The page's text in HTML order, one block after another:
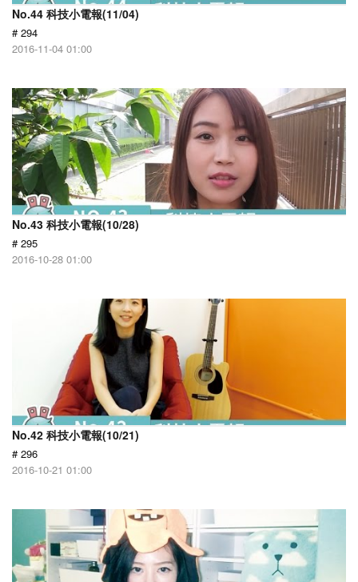
No.44 科技小電報(11/04)
# 294
2016-11-04 01:00
No.43 科技小電報(10/28)
# 295
2016-10-28 01:00
No.42 科技小電報(10/21)
# 296
2016-10-21 01:00